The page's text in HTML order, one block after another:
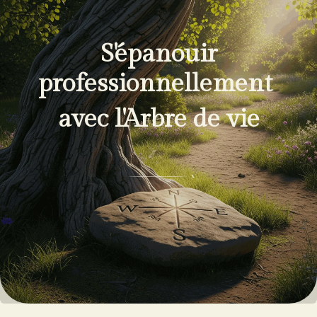
S'épanouir
professionnellement
avec l'Arbre de vie